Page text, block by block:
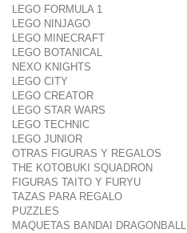
LEGO FORMULA 1
LEGO NINJAGO
LEGO MINECRAFT
LEGO BOTANICAL
NEXO KNIGHTS
LEGO CITY
LEGO CREATOR
LEGO STAR WARS
LEGO TECHNIC
LEGO JUNIOR
OTRAS FIGURAS Y REGALOS
THE KOTOBUKI SQUADRON
FIGURAS TAITO Y FURYU
TAZAS PARA REGALO
PUZZLES
MAQUETAS BANDAI DRAGONBALL